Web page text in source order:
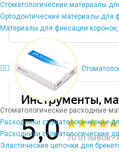
Стоматологические материалы
Ортодонтические материалы для
Материалы для фиксации
Стоматологические расходные
Расходники стоматологические
Расходники стоматологические
Эластические цепочки для